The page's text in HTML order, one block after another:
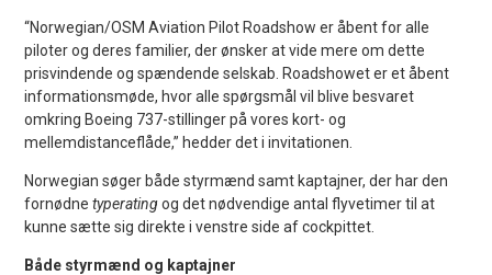
“Norwegian/OSM Aviation Pilot Roadshow er åbent for alle
piloter og deres familier, der ønsker at vide mere om dette
prisvindende og spændende selskab. Roadshowet er et åbent
informationsmøde, hvor alle spørgsmål vil blive besvaret
omkring Boeing 737-stillinger på vores kort- og
mellemdistanceflåde,” hedder det i invitationen.
Norwegian søger både styrmænd samt kaptajner, der har den
fornødnetyperatingog det nødvendige antal flyvetimer til at
kunne sætte sig direkte i venstre side af cockpittet.
Både styrmænd og kaptajner